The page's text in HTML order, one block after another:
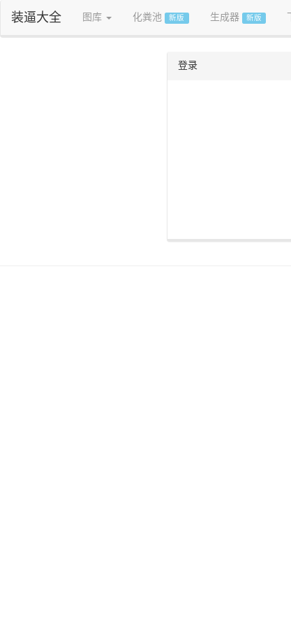
装逼大全 图库 化粪池 新版 生成器 新版
登录